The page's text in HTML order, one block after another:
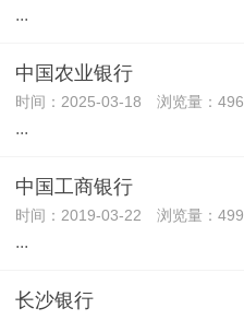
...
中国农业银行
时间：2025-03-18 浏览量：496
...
中国工商银行
时间：2019-03-22 浏览量：499
...
长沙银行